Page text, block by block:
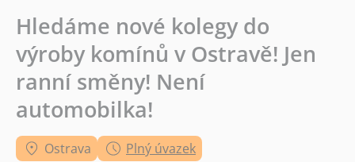
Hledáme nové kolegy do
výroby komínů v Ostravě! Jen
ranní směny! Není
automobilka!
Ostrava Plný úvazek